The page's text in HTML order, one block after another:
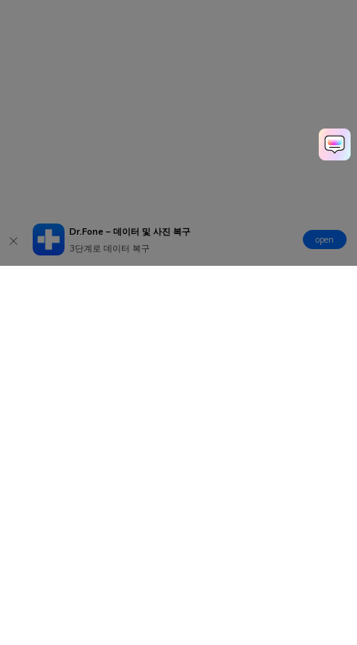
Dr.Fone – 데이터 및 사진 복구
3단계로 데이터 복구
open